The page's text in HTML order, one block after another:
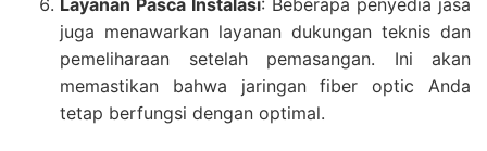
juga menawarkan layanan dukungan teknis dan
pemeliharaan setelah pemasangan. Ini akan
memastikan bahwa jaringan fiber optic Anda
tetap berfungsi dengan optimal.